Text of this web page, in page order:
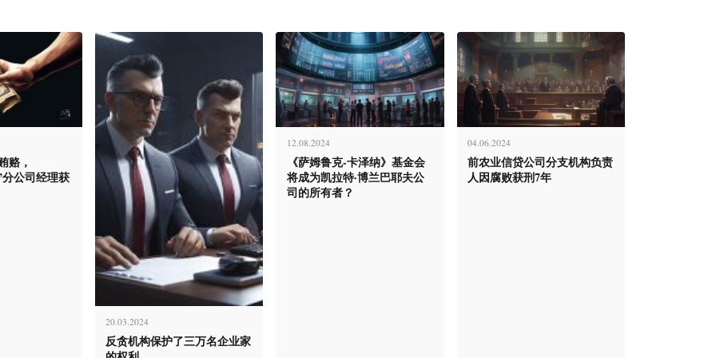
赂，
公司经理获
20.03.2024
反贪机构保护了三万名企业家
12.08.2024
《萨姆鲁克-卡泽纳》基金会
将成为凯拉特·博兰巴耶夫公
司的所有者？
04.06.2024
前农业信贷公司分支机构负责
人因腐败获刑7年